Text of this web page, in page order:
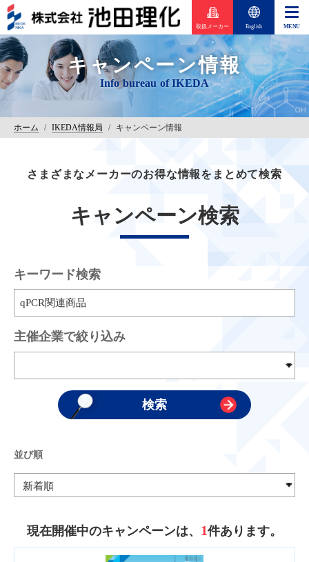
取扱メーカー English
キャンペーン情報
ホーム / IKEDA情報局 / キャンペーン情報
さまざまなメーカーのお得な情報をまとめて検索
キャンペーン検索
キーワード検索
主催企業で絞り込み
並び順
現在開催中のキャンペーンは、 1件あります。